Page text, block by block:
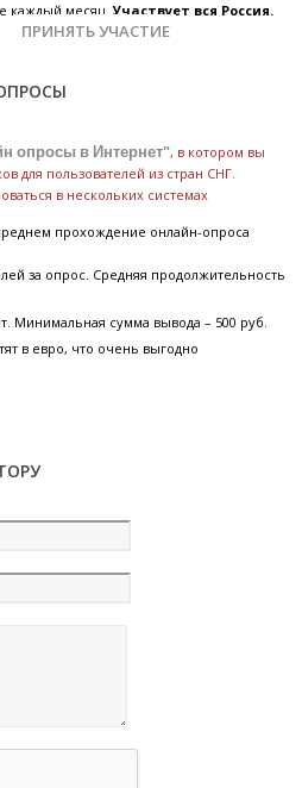
каждый месяц.Участвует вся Россия.
ПРИНЯТЬ УЧАСТИЕ
опросы в Интернет", в котором вы
для пользователей из стран СНГ.
в нескольких системах
прохождение онлайн-опроса
за опрос. Средняя продолжительность
Минимальная сумма вывода – 500 руб.
в евро, что очень выгодно